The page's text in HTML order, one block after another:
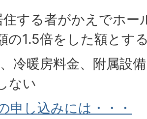
する者がかえでホー
の1.5倍をした額とす
冷暖房料金、附属設
ない
申し込みには・・・